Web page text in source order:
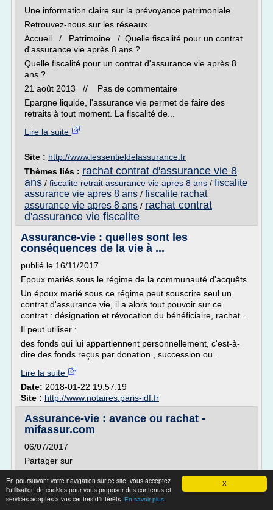
X
En poursuivant votre navigation sur ce site, vous acceptez
l'utilisation de cookies pour vous proposer des contenus et
services adaptés à vos centres d'intérêts. En savoir plus
Une information claire sur la prévoyance patrimoniale
Retrouvez-nous sur les réseaux
Accueil / Patrimoine / Quelle fiscalité pour un contrat
d'assurance vie après 8 ans ?
Quelle fiscalité pour un contrat d'assurance vie après 8
ans ?
21 août 2013 // Pas de commentaire
Epargne liquide, l'assurance vie permet de faire des
retraits à tout moment. La fiscalité de...
Lire la suite
Site : http://www.lessentieldelassurance.fr
Thèmes liés : rachat contrat d'assurance vie 8
ans / fiscalite retrait assurance vie apres 8 ans / fiscalite
assurance vie apres 8 ans / fiscalite rachat
assurance vie apres 8 ans / rachat contrat
d'assurance vie fiscalite
Assurance-vie : quelles sont les
conséquences de la vie à ...
publié le 16/11/2017
Epoux mariés sous le régime de la communauté d'acquêts
Un époux marié sous ce régime peut souscrire seul un
contrat d'assurance vie, il a alors tout pouvoir sur ce
contrat : désignation et révocation du bénéficiaire, rachat...
Il peut utiliser :
des fonds qui lui appartiennent personnellement, c'est-à-
dire des fonds reçus par donation , succession ou...
Lire la suite
Date: 2018-01-22 19:57:19
Site : http://www.notaires.paris-idf.fr
Assurance-vie : avance ou rachat -
mifassur.com
06/07/2017
Partager sur
Vous avez souscrit un contrat d'assurance-vie et avez un
besoin ponctuel d'argent pour financer un projet. Vous
pouvez demander une avance ou un rachat partiel sur